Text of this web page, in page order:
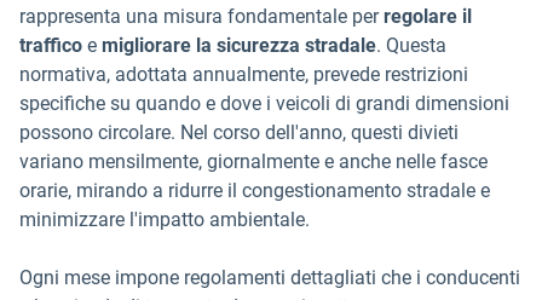
rappresenta una misura fondamentale perregolare il
traffico e migliorare la sicurezza stradale. Questa
normativa, adottata annualmente, prevede restrizioni
specifiche su quando e dove i veicoli di grandi dimensioni
possono circolare. Nel corso dell'anno, questi divieti
variano mensilmente, giornalmente e anche nelle fasce
orarie, mirando a ridurre il congestionamento stradale e
minimizzare l'impatto ambientale.
Ogni mese impone regolamenti dettagliati che i conducenti